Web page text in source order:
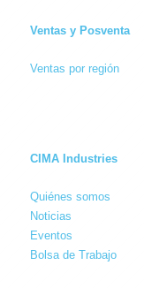
Ventas y Posventa
Ventas por región
CIMA Industries
Quiénes somos
Noticias
Eventos
Bolsa de Trabajo